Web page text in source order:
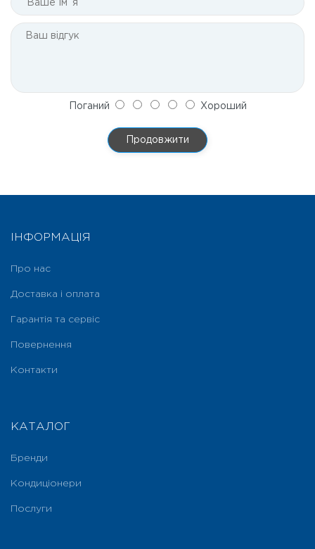
Поганий Хороший
Продовжити
ІНФОРМАЦІЯ
Про нас
Доставка і оплата
Гарантія та сервіс
Повернення
Контакти
КАТАЛОГ
Бренди
Кондиціонери
Послуги